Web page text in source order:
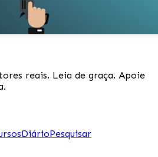
reais. Leia de graça. Apoie
DiárioPesquisar